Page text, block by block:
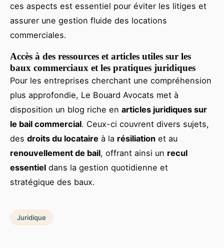
ces aspects est essentiel pour éviter les litiges et
assurer une gestion fluide des locations
commerciales.
Accès à des ressources et articles utiles sur les
baux commerciaux et les pratiques juridiques
Pour les entreprises cherchant une compréhension
plus approfondie, Le Bouard Avocats met à
disposition un blog riche en articles juridiques sur
le bail commercial. Ceux-ci couvrent divers sujets,
des droits du locataire à la résiliation et au
renouvellement de bail, offrant ainsi un recul
essentiel dans la gestion quotidienne et
stratégique des baux.
Juridique